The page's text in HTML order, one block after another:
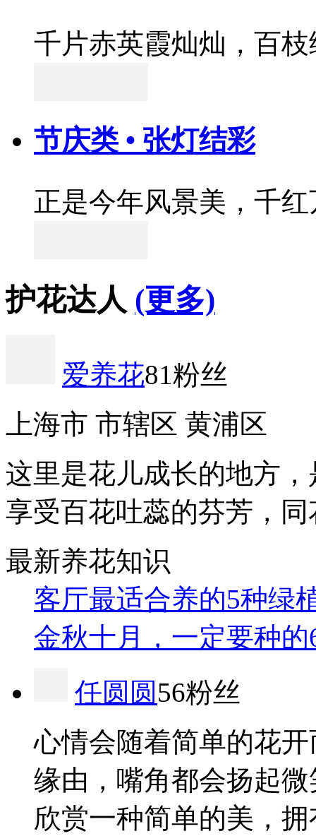
千片赤英霞灿灿，百
节庆类 • 张灯结彩
正是今年风景美，千
护花达人 (更多)
爱养花81粉丝
上海市 市辖区 黄浦区
这里是花儿成长的地方
享受百花吐蕊的芬芳，
最新养花知识
客厅最适合养的5种绿
金秋十月，一定要种
任圆圆56粉丝
心情会随着简单的花
缘由，嘴角都会扬起
欣赏一种简单的美，